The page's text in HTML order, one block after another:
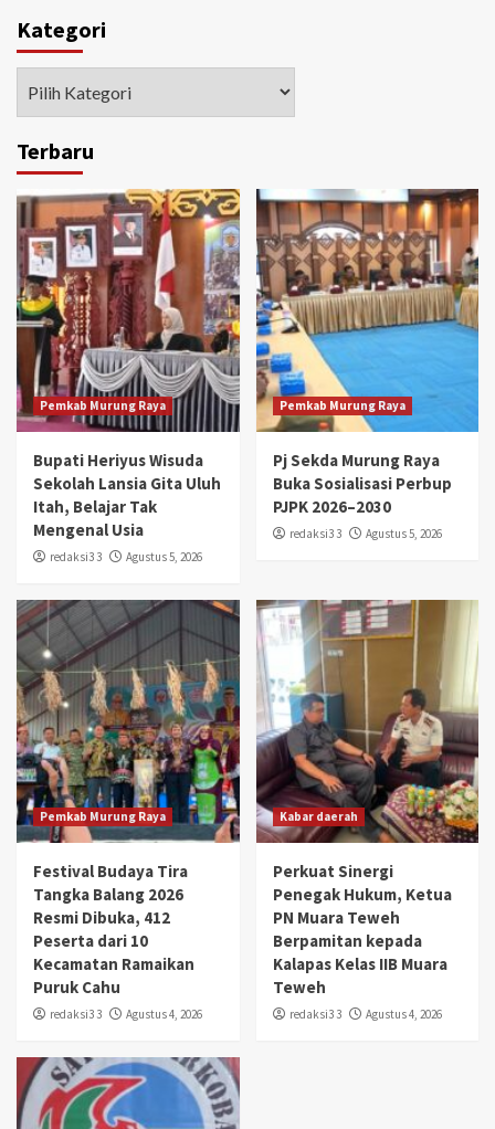
Kategori
Terbaru
Pemkab Murung Raya
Bupati Heriyus Wisuda
Sekolah Lansia Gita Uluh
Itah, Belajar Tak
Mengenal Usia
redaksi3 3 Agustus 5, 2026
Pemkab Murung Raya
Pj Sekda Murung Raya
Buka Sosialisasi Perbup
PJPK 2026–2030
redaksi3 3 Agustus 5, 2026
Pemkab Murung Raya
Festival Budaya Tira
Tangka Balang 2026
Resmi Dibuka, 412
Peserta dari 10
Kecamatan Ramaikan
Puruk Cahu
redaksi3 3 Agustus 4, 2026
Kabar daerah
Perkuat Sinergi
Penegak Hukum, Ketua
PN Muara Teweh
Berpamitan kepada
Kalapas Kelas IIB Muara
Teweh
redaksi3 3 Agustus 4, 2026